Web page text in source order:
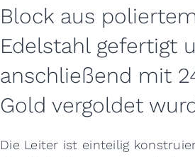
Block aus
Edelstahl gefertigt
anschließend mit
Gold vergoldet
Die Leiter ist einteilig